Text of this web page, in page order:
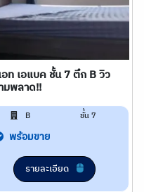
ท เอแบค ชั้น 7 ตึก B วิว
มพลาด!!
B ชั้น 7
พร้อมขาย
รายละเอียด